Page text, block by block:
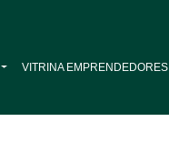
VITRINA EMPRENDEDORES